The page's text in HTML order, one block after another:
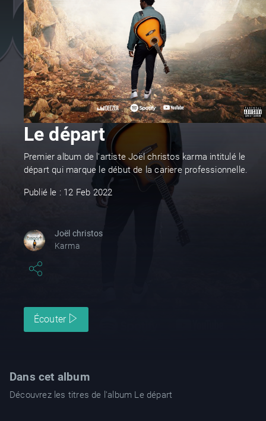
Le départ
Premier album de l'artiste Joël christos karma intitulé le
départ qui marque le début de la cariere professionnelle.
Publié le : 12 Feb 2022
Joël christos
Karma
Écouter
Dans cet album
Découvrez les titres de l'album Le départ